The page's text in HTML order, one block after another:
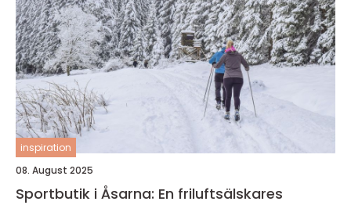
inspiration
08. August 2025
Sportbutik i Åsarna: En friluftsälskares